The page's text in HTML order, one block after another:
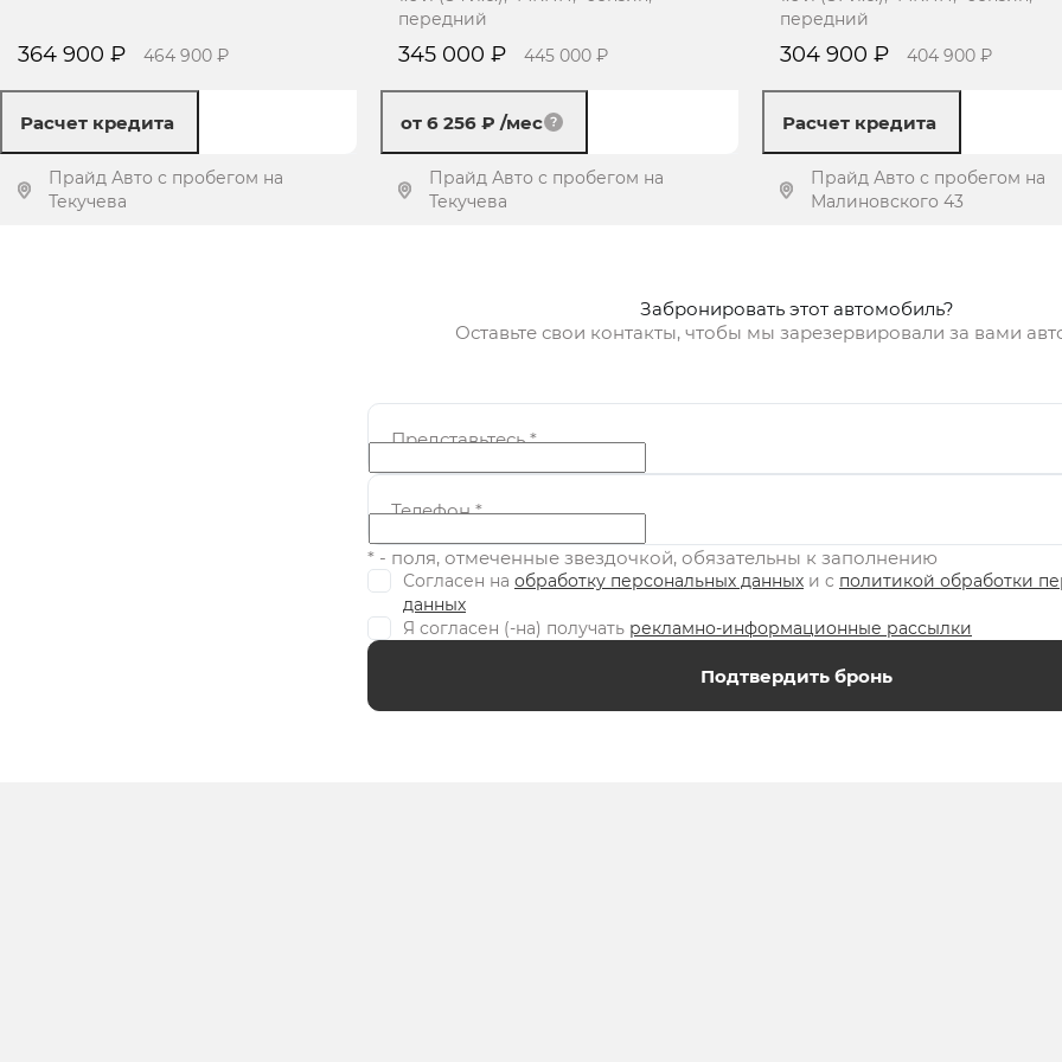
364 900 ₽ 464 900 ₽
Расчет кредита
Прайд Авто с пробегом на
Текучева
передний
345 000 ₽ 445 000 ₽
от 6 256 ₽/мес
Прайд Авто с пробегом на
Текучева
передний
304 900 ₽ 404 900 ₽
Расчет кредита
Прайд Авто с пробегом на
Малиновского 43
Забронировать этот автомобиль?
Оставьте свои контакты, чтобы мы зарезервировали за вами
Представьтесь*
Телефон*
* - поля, отмеченные звездочкой, обязательны к заполнению
Согласен на обработку персональных данных и c политикой обработки
данных
Я согласен (-на) получать рекламно-информационные рассылки
Подтвердить бронь